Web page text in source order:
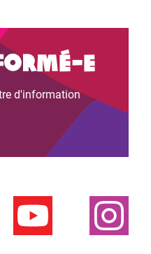
e
d'information